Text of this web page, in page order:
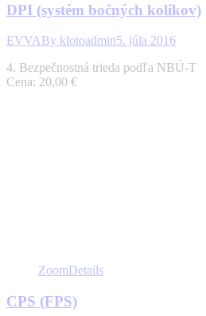
DPI (systém bočných kolíkov)
EVVABy klotoadmin5. júla 2016
4. Bezpečnostná trieda podľa NBÚ-T
Cena: 20,00 €
ZoomDetails
CPS (FPS)